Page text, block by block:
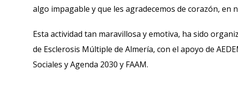
algo impagable y que les agradecemos de corazón,
Esta actividad tan maravillosa y emotiva, ha sido
de Esclerosis Múltiple de Almería, con el apoyo de
Sociales y Agenda 2030 y FAAM.